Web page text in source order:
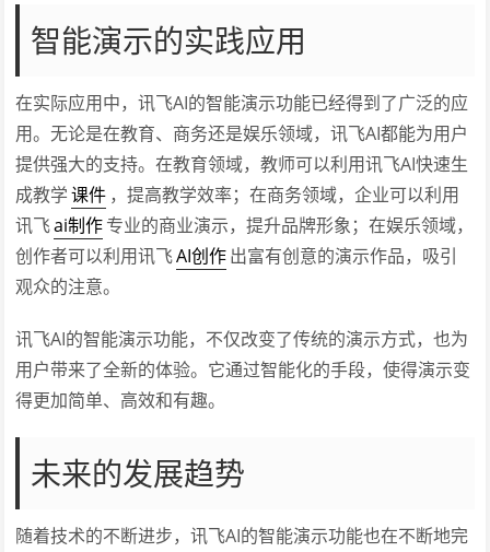
智能演示的实践应用
在实际应用中，讯飞AI的智能演示功能已经得到了广泛的应
用。无论是在教育、商务还是娱乐领域，讯飞AI都能为用户
提供强大的支持。在教育领域，教师可以利用讯飞AI快速生
成教学 课件 ，提高教学效率；在商务领域，企业可以利用
讯飞ai制作专业的商业演示，提升品牌形象；在娱乐领域，
创作者可以利用讯飞AI创作出富有创意的演示作品，吸引
观众的注意。
讯飞AI的智能演示功能，不仅改变了传统的演示方式，也为
用户带来了全新的体验。它通过智能化的手段，使得演示变
得更加简单、高效和有趣。
未来的发展趋势
随着技术的不断进步，讯飞AI的智能演示功能也在不断地完